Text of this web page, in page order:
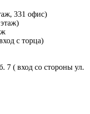
331 офис)
с торца)
7 ( вход со стороны ул.